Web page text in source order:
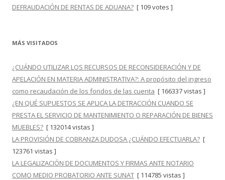
DEFRAUDACIÓN DE RENTAS DE ADUANA? [ 109 votes ]
MÁS VISITADOS
¿CUÁNDO UTILIZAR LOS RECURSOS DE RECONSIDERACIÓN Y DE
APELACIÓN EN MATERIA ADMINISTRATIVA?: A propósito del ingreso
como recaudación de los fondos de las cuenta [ 166337 vistas ]
¿EN QUÉ SUPUESTOS SE APLICA LA DETRACCIÓN CUANDO SE
PRESTA EL SERVICIO DE MANTENIMIENTO O REPARACIÓN DE BIENES
MUEBLES? [ 132014 vistas ]
LA PROVISIÓN DE COBRANZA DUDOSA ¿CUÁNDO EFECTUARLA? [
123761 vistas ]
LA LEGALIZACIÓN DE DOCUMENTOS Y FIRMAS ANTE NOTARIO
COMO MEDIO PROBATORIO ANTE SUNAT [ 114785 vistas ]